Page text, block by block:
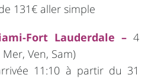
131€ aller simple
Fort Lauderdale – 4
Ven, Sam)
11:10 à partir du 31